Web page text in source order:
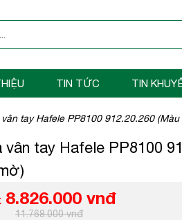
TIN TỨC TIN
vân tay Hafele PP8100 912.20.260
vân tay Hafele PP8100
8.826.000 vnđ
11.768.000 vnđ